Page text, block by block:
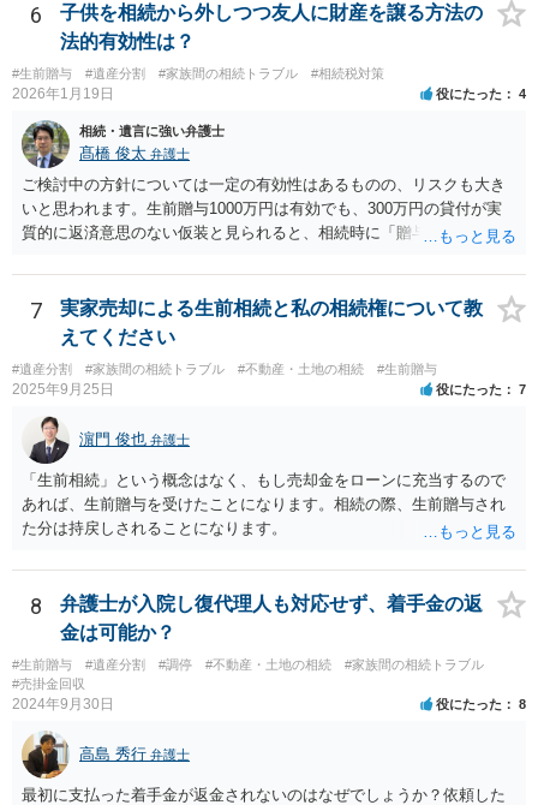
6
子供を相続から外しつつ友人に財産を譲る方法の
法的有効性は？
#生前贈与 #遺産分割 #家族間の相続トラブル #相続税対策
2026年1月19日 役にたった 4
相続・遺言に強い弁護士
髙橋 俊太 弁護士
ご検討中の方針については一定の有効性はあるものの、リスクも大き
いと思われます。生前贈与1000万円は有効でも、300万円の貸付が実
質的に返済意思のない仮装と見られると、相続時に「贈与」と評価さ
法として考えられるものとしては、 ①信託（家族信託・目的信託） 財
産を信託口に移し、受託者（信頼できる友人や専門職）に管理させ、
・生存中はあなたの生活費・介護費に優先充当 ・残余を友人や慈善団
体へ と使途を厳格に指定。相続ではなく信託帰属になるため、子の関
与を大きく排除できます。 ②遺言＋生命保険の組合せ 生活資金は手元
に残し、余剰資金で受取人を友人・団体にした保険を活用。保険金は
相続財産とは別枠で、遺留分対策にも有効と思われます。 ③負担付死
因贈与 「介護・見守り等を条件に、死亡時に財産を渡す」契約。条件
不履行なら無効にでき、老後の安心を担保できます。 ④ 寄附予約＋解
除条件 慈善団体への寄附を予約しつつ、資金不足時は解除できる条項
を設定。 などがあり得るかと思われます。
7
実家売却による生前相続と私の相続権について教
えてください
#遺産分割 #家族間の相続トラブル #不動産・土地の相続 #生前贈与
2025年9月25日 役にたった 7
濵門 俊也 弁護士
「生前相続」という概念はなく、もし売却金をローンに充当するので
あれば、生前贈与を受けたことになります。相続の際、生前贈与され
た分は持戻しされることになります。
8
弁護士が入院し復代理人も対応せず、着手金の返
金は可能か？
#生前贈与 #遺産分割 #調停 #不動産・土地の相続
#家族間の相続トラブル
#売掛金回収
2024年9月30日 役にたった 8
高島 秀行 弁護士
最初に支払った着手金が返金されないのはなぜでしょうか？依頼した